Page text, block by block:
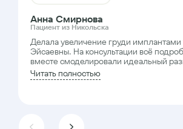
Анна Смирнова
Пациент из Никольска
Делала увеличение груди
Эйсаевны. На консультации всё
вместе смоделировали идеальный
Читать полностью